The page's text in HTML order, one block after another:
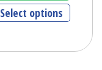
Select options